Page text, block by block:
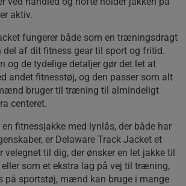
aktiv.
fungerer både som en træningsdragt
del af dit fitness gear til sport og fritid.
og de tydelige detaljer gør det let at
andet fitnesstøj, og den passer som alt
bruger til træning til almindeligt
centeret.
en fitnessjakke med lynlås, der både har
er Delaware Track Jacket et
velegnet til dig, der ønsker en let jakke til
som et ekstra lag på vej til træning,
på sportstøj, mænd kan bruge i mange